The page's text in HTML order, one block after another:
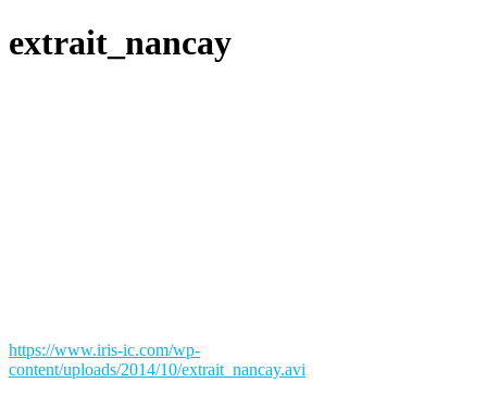
extrait_nancay
https://www.iris-ic.com/wp-
content/uploads/2014/10/extrait_nancay.avi